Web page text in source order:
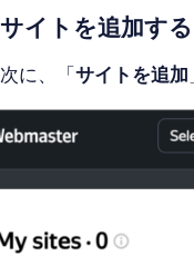
サイトを追加する
次に、「 サイトを追加